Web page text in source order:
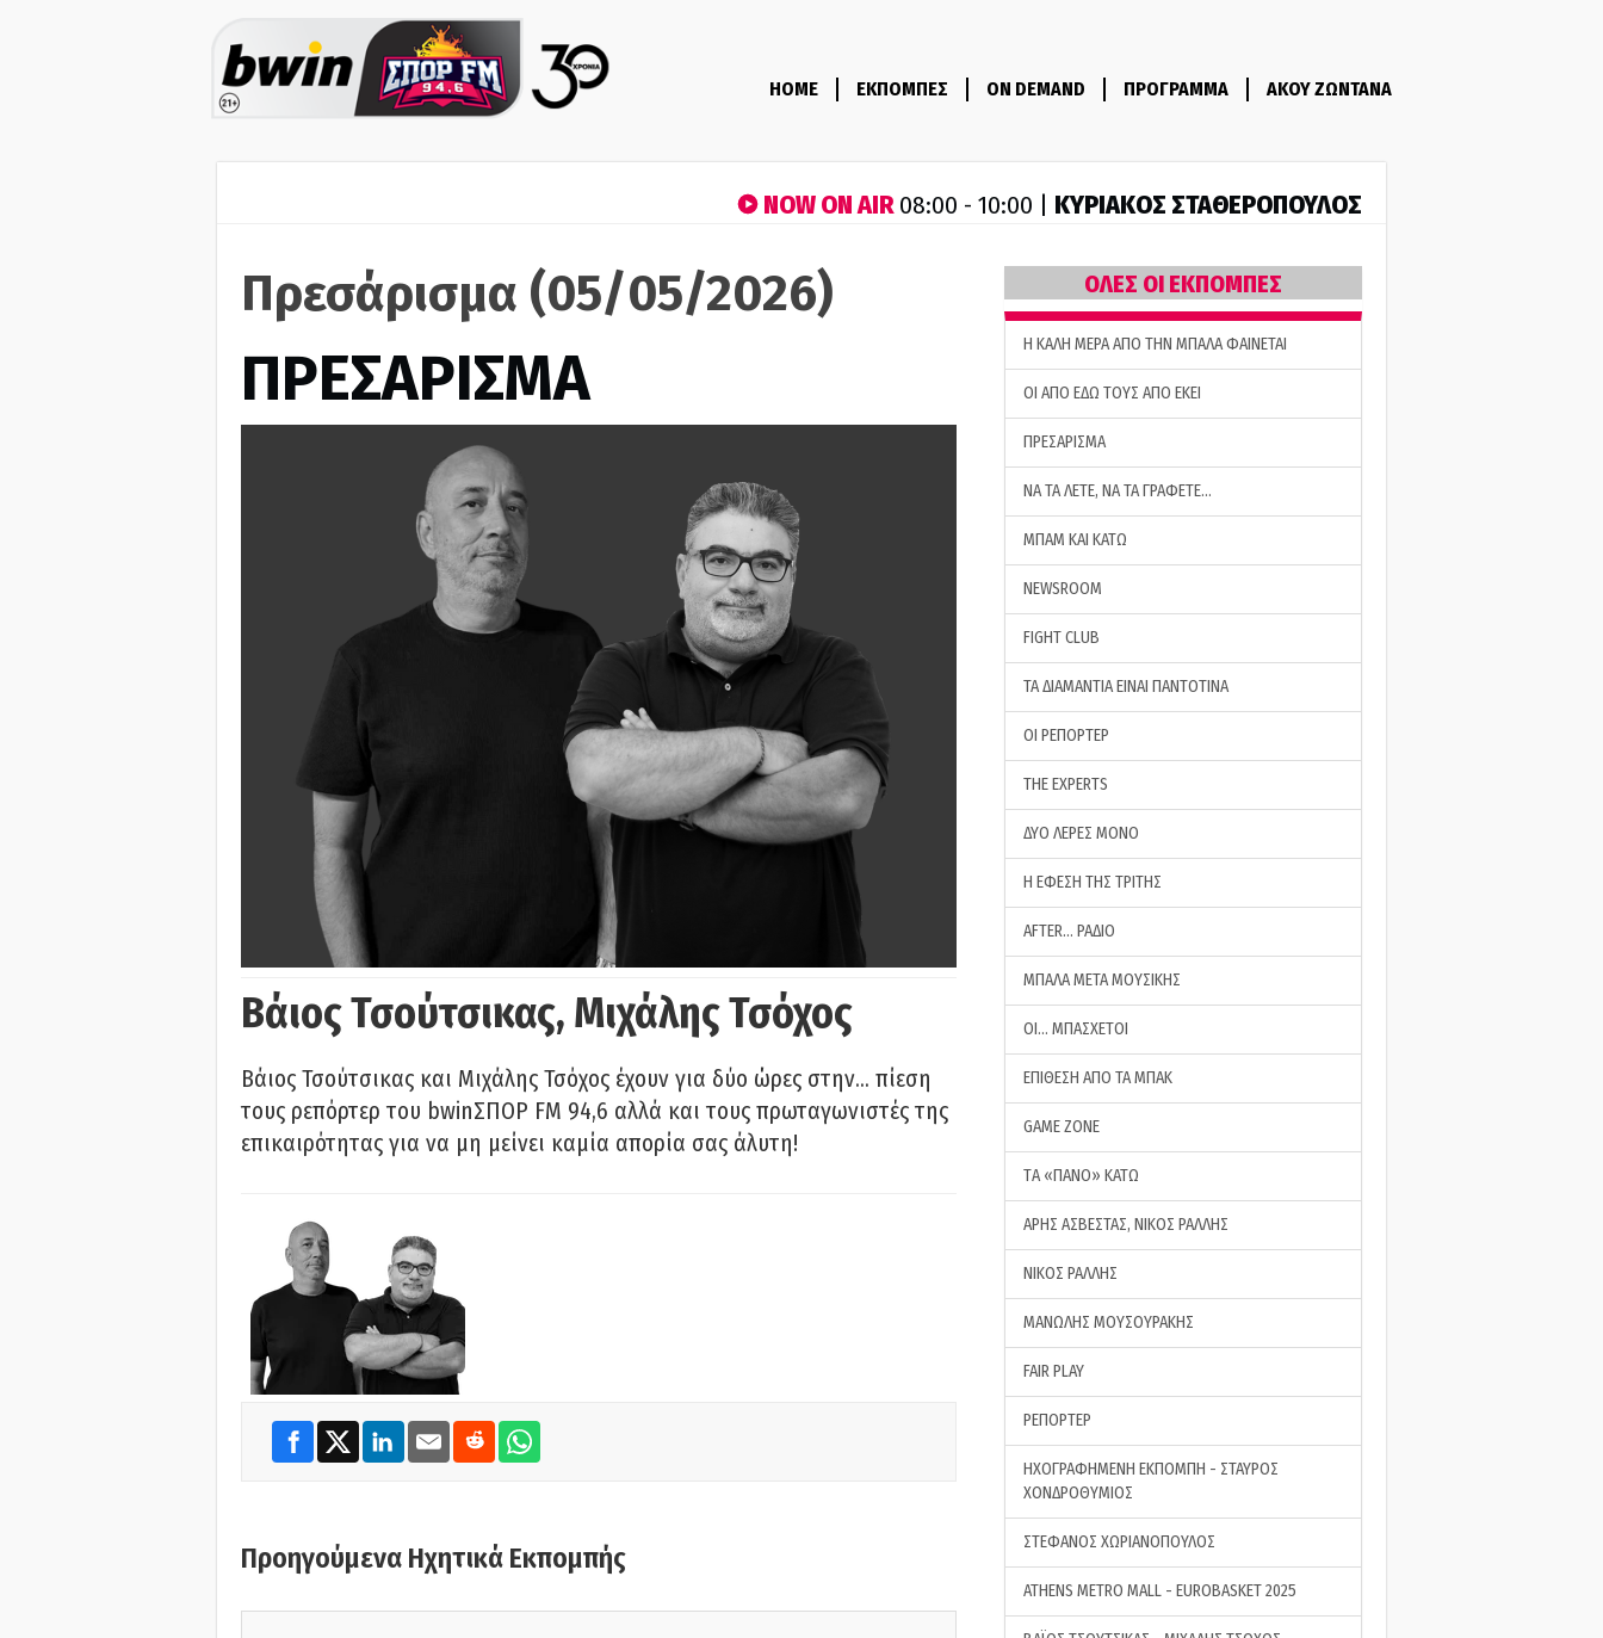
HOME ΕΚΠΟΜΠΕΣ ON DEMAND ΠΡΟΓΡΑΜΜΑ ΑΚΟΥ ΖΩΝΤΑΝΑ
NOW ON AIR08:00 - 10:00 | ΚΥΡΙΑΚΟΣ ΣΤΑΘΕΡΟΠΟΥΛΟΣ
Πρεσάρισμα (05/05/2026)
ΠΡΕΣΑΡΙΣΜΑ
Βάιος Τσούτσικας, Μιχάλης Τσόχος
Βάιος Τσούτσικας και Μιχάλης Τσόχος έχουν για δύο ώρες στην… πίεση
τους ρεπόρτερ του bwinΣΠΟΡ FM 94,6 αλλά και τους πρωταγωνιστές της
επικαιρότητας για να μη μείνει καμία απορία σας άλυτη!
Προηγούμενα Ηχητικά Εκπομπής
ΟΛΕΣ ΟΙ ΕΚΠΟΜΠΕΣ
H ΚΑΛΗ ΜΕΡΑ ΑΠΟ ΤΗΝ ΜΠΑΛΑ ΦΑΙΝΕΤΑΙ
ΟΙ ΑΠΟ ΕΔΩ ΤΟΥΣ ΑΠΟ ΕΚΕΙ
ΠΡΕΣΑΡΙΣΜΑ
ΝΑ ΤΑ ΛΕΤΕ, ΝΑ ΤΑ ΓΡΑΦΕΤΕ…
ΜΠΑΜ ΚΑΙ ΚΑΤΩ
NEWSROOM
FIGHT CLUB
ΤΑ ΔΙΑΜΑΝΤΙΑ ΕΙΝΑΙ ΠΑΝΤΟΤΙΝΑ
ΟΙ ΡΕΠΟΡΤΕΡ
THE EXPERTS
ΔΥΟ ΛΕΡΕΣ ΜΟΝΟ
Η ΕΦΕΣΗ ΤΗΣ ΤΡΙΤΗΣ
AFTER… ΡΑΔΙΟ
ΜΠΑΛΑ ΜΕΤΑ ΜΟΥΣΙΚΗΣ
ΟΙ… ΜΠΑΣΧΕΤΟΙ
ΕΠΙΘΕΣΗ ΑΠΟ ΤΑ ΜΠΑΚ
GAME ZONE
ΤA «ΠΑΝΟ» ΚΑΤΩ
ΑΡΗΣ ΑΣΒΕΣΤΑΣ, ΝΙΚΟΣ ΡΑΛΛΗΣ
ΝΙΚΟΣ ΡΑΛΛΗΣ
ΜΑΝΩΛΗΣ ΜΟΥΣΟΥΡΑΚΗΣ
FAIR PLAY
ΡΕΠΟΡΤΕΡ
ΗΧΟΓΡΑΦΗΜΕΝΗ ΕΚΠΟΜΠΗ - ΣΤΑΥΡΟΣ
ΧΟΝΔΡΟΘΥΜΙΟΣ
ΣΤΕΦΑΝΟΣ ΧΩΡΙΑΝΟΠΟΥΛΟΣ
ATHENS METRO MALL - EUROBASKET 2025